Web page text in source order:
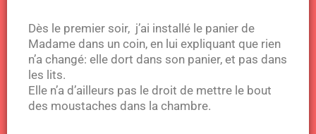
Dès le premier soir, j’ai installé le panier de
Madame dans un coin, en lui expliquant que rien
n’a changé: elle dort dans son panier, et pas dans
les lits.
Elle n’a d’ailleurs pas le droit de mettre le bout
des moustaches dans la chambre.